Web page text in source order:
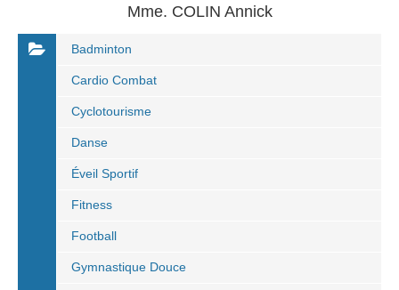
Mme. COLIN Annick
Badminton
Cardio Combat
Cyclotourisme
Danse
Éveil Sportif
Fitness
Football
Gymnastique Douce